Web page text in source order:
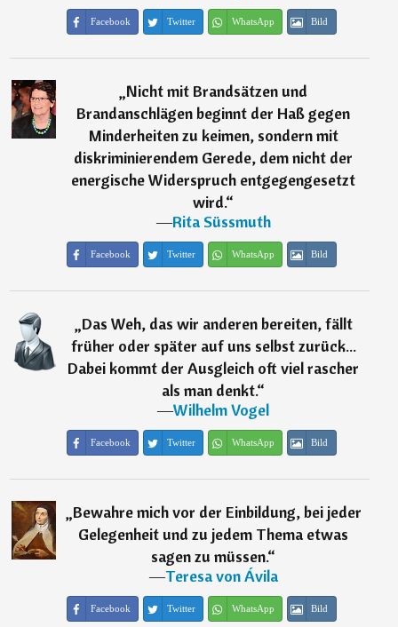
Facebook Twitter WhatsApp Bild
„Nicht mit Brandsätzen und
Brandanschlägen beginnt der Haß gegen
Minderheiten zu keimen, sondern mit
diskriminierendem Gerede, dem nicht der
energische Widerspruch entgegengesetzt
wird.“
―Rita Süssmuth
Facebook Twitter WhatsApp Bild
„Das Weh, das wir anderen bereiten, fällt
früher oder später auf uns selbst zurück...
Dabei kommt der Ausgleich oft viel rascher
als man denkt.“
―Wilhelm Vogel
Facebook Twitter WhatsApp Bild
„Bewahre mich vor der Einbildung, bei jeder
Gelegenheit und zu jedem Thema etwas
sagen zu müssen.“
―Teresa von Ávila
Facebook Twitter WhatsApp Bild